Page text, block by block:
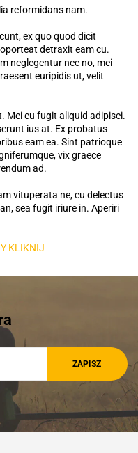
reformidans nam.
ex quo quod dicit
detraxit eam cu.
neglegentur nec no, mei
euripidis ut, velit
Mei cu fugit aliquid adipisci.
ius at. Ex probatus
eam ea. Sint patrioque
vix graece
ad.
vituperata ne, cu delectus
sea fugit iriure in. Aperiri
KLIKNIJ